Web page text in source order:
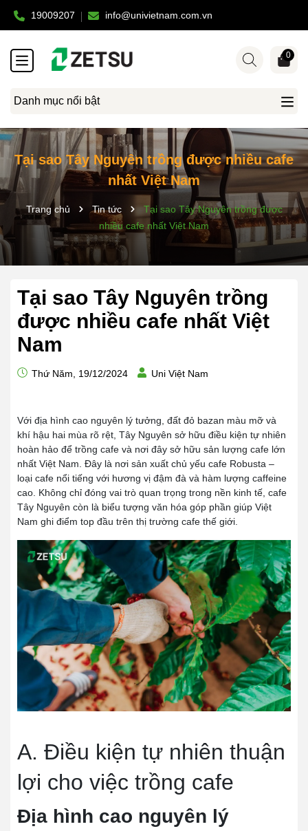
19009207 info@univietnam.com.vn
Danh mục nổi bật
0
Tại sao Tây Nguyên trồng được nhiều cafe
nhất Việt Nam
Trang chủ Tin tức
Tại sao Tây Nguyên trồng được
nhiều cafe nhất Việt Nam
Tại sao Tây Nguyên trồng
được nhiều cafe nhất Việt
Nam
Thứ Năm, 19/12/2024 Uni Việt Nam
Với địa hình cao nguyên lý tưởng, đất đỏ bazan màu mỡ và
khí hậu hai mùa rõ rệt, Tây Nguyên sở hữu điều kiện tự nhiên
hoàn hảo để trồng cafe và nơi đây sở hữu sản lượng cafe lớn
nhất Việt Nam. Đây là nơi sản xuất chủ yếu cafe Robusta –
loại cafe nổi tiếng với hương vị đậm đà và hàm lượng caffeine
cao. Không chỉ đóng vai trò quan trọng trong nền kinh tế, cafe
Tây Nguyên còn là biểu tượng văn hóa góp phần giúp Việt
Nam ghi điểm top đầu trên thị trường cafe thế giới.
A. Điều kiện tự nhiên thuận
lợi cho việc trồng cafe
Địa hình cao nguyên lý